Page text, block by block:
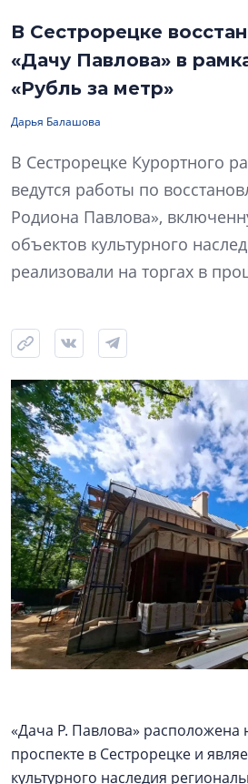
В Сестрорецке
«Дачу Павлова» в
«Рубль за метр»
Дарья Балашова
В Сестрорецке Курортного
ведутся работы по
Родиона Павлова»,
объектов культурного
реализовали на торгах в
«Дача Р. Павлова» расположена
проспекте в Сестрорецке и
культурного наследия